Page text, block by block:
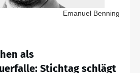
Emanuel Benning
als
Stichtag schlägt